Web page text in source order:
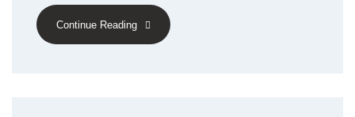
Continue Reading